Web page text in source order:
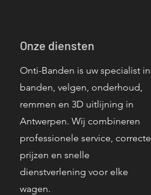
Onze diensten
Onti-Banden is uw specialist in
banden, velgen, onderhoud,
remmen en 3D uitlijning in
Antwerpen. Wij combineren
professionele service, correcte
prijzen en snelle
dienstverlening voor elke
wagen.